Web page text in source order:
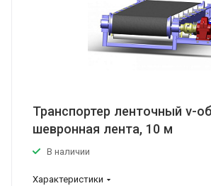
Транспортер ленточный v-
шевронная лента, 10 м
В наличии
Характеристики